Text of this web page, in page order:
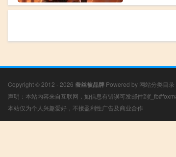
Copyright © 2012 - 2026 蚕丝被品牌 Powered by 网站分类目录
声明：本站内容来自互联网，如信息有错误可发邮件到
本站仅为个人兴趣爱好，不接盈利性广告及商业合作